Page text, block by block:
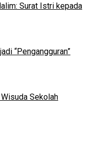
Surat Istri kepada
“Pengangguran”
Wisuda Sekolah